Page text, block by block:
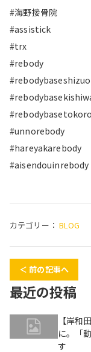
#海野接骨院
#assistick
#trx
#rebody
#unnorebody
#hareyakarebody
#aisendouinrebody
カテゴリー： BLOG
＜ 前の記事へ
最近の投稿
【岸和
に。「
す